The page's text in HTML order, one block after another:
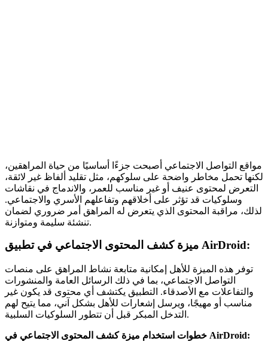
مواقع التواصل الاجتماعي أصبحت جزءًا أساسيًا من حياة المراهقين،
لكنها تحمل مخاطر واضحة على سلوكهم، مثل تقليد ألفاظ غير لائقة،
التعرض لمحتوى عنيف أو غير مناسب للعمر، والاندماج في نقاشات
وسلوكيات قد تؤثر على أخلاقهم وتفاعلهم الأسري والاجتماعي.
لذلك، مراقبة المحتوى الذي يتعرض له المراهق أمر ضروري لضمان
تنشئة سليمة ومتوازنة.
ميزة كشف المحتوى الاجتماعي في تطبيق AirDroid:
توفر هذه الميزة للأهل إمكانية متابعة نشاط المراهق على منصات
التواصل الاجتماعي، بما في ذلك الرسائل العامة والمنشورات
والتفاعلات مع الأصدقاء. التطبيق يكتشف أي محتوى قد يكون غير
مناسب أو مهيجًا، ويرسل إشعارات للأهل بشكل آني، مما يتيح لهم
التدخل المبكر قبل أن تتطور السلوكيات السلبية.
خطوات استخدام ميزة كشف المحتوى الاجتماعي في AirDroid: